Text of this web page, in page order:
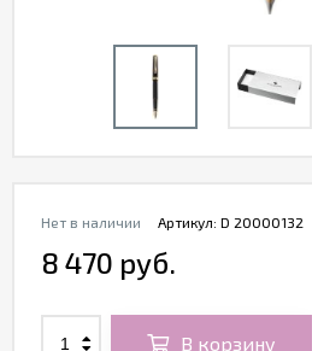
Артикул: D 20000132
Нет в наличии
8 470 руб.
В корзину